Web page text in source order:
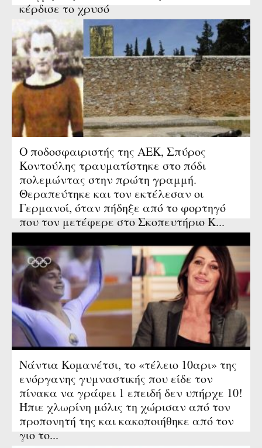
κέρδισε το χρυσό
Ο ποδοσφαιριστής της ΑΕΚ, Σπύρος
Κοντούλης τραυματίστηκε στο πόδι
πολεμώντας στην πρώτη γραμμή.
Θεραπεύτηκε και τον εκτέλεσαν οι
Γερμανοί, όταν πήδηξε από το φορτηγό
που τον μετέφερε στο Σκοπευτήριο Κ...
Νάντια Κομανέτσι, το «τέλειο 10αρι» της
ενόργανης γυμναστικής που είδε τον
πίνακα να γράφει 1 επειδή δεν υπήρχε 10!
Ήπιε χλωρίνη μόλις τη χώρισαν από τον
προπονητή της και κακοποιήθηκε από τον
γιο το...